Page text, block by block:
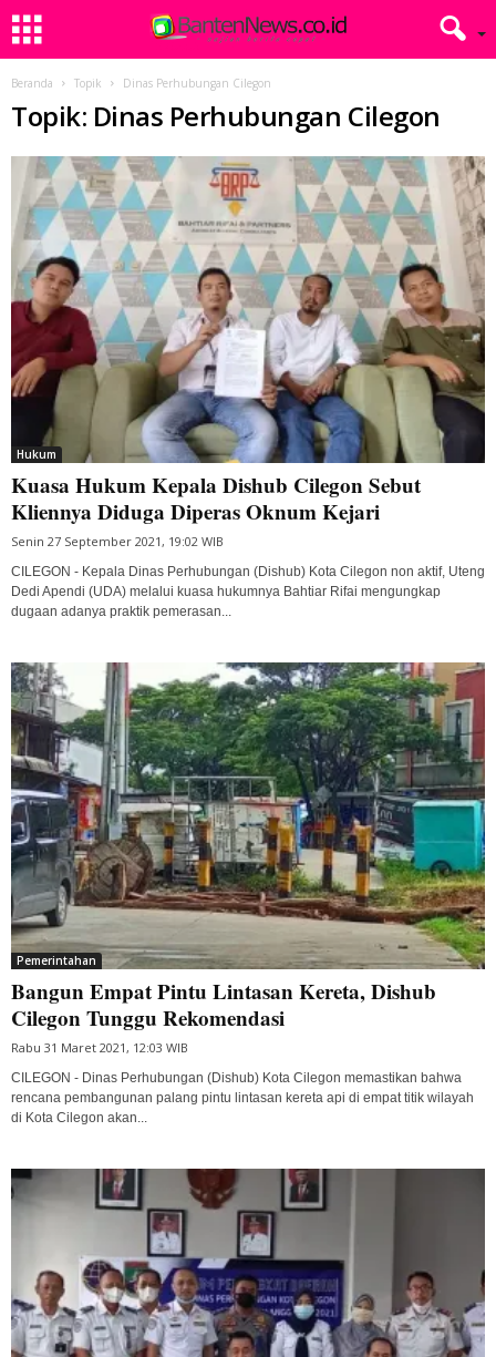
Beranda Topik Dinas Perhubungan Cilegon
Topik: Dinas Perhubungan Cilegon
Hukum
Kuasa Hukum Kepala Dishub Cilegon Sebut
Kliennya Diduga Diperas Oknum Kejari
Senin 27 September 2021, 19:02 WIB
CILEGON - Kepala Dinas Perhubungan (Dishub) Kota Cilegon non aktif, Uteng
Dedi Apendi (UDA) melalui kuasa hukumnya Bahtiar Rifai mengungkap
dugaan adanya praktik pemerasan...
Pemerintahan
Bangun Empat Pintu Lintasan Kereta, Dishub
Cilegon Tunggu Rekomendasi
Rabu 31 Maret 2021, 12:03 WIB
CILEGON - Dinas Perhubungan (Dishub) Kota Cilegon memastikan bahwa
rencana pembangunan palang pintu lintasan kereta api di empat titik wilayah
di Kota Cilegon akan...